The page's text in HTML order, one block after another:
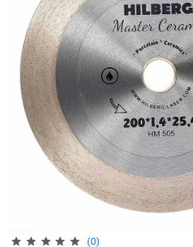
(0)